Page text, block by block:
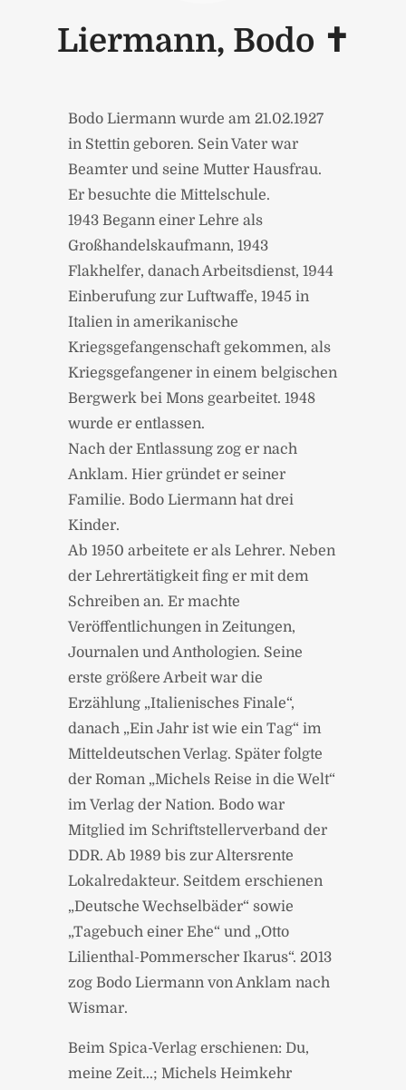
Liermann, Bodo ✝
Bodo Liermann wurde am 21.02.1927
in Stettin geboren. Sein Vater war
Beamter und seine Mutter Hausfrau.
Er besuchte die Mittelschule.
1943 Begann einer Lehre als
Großhandelskaufmann, 1943
Flakhelfer, danach Arbeitsdienst, 1944
Einberufung zur Luftwaffe, 1945 in
Italien in amerikanische
Kriegsgefangenschaft gekommen, als
Kriegsgefangener in einem belgischen
Bergwerk bei Mons gearbeitet. 1948
wurde er entlassen.
Nach der Entlassung zog er nach
Anklam. Hier gründet er seiner
Familie. Bodo Liermann hat drei
Kinder.
Ab 1950 arbeitete er als Lehrer. Neben
der Lehrertätigkeit fing er mit dem
Schreiben an. Er machte
Veröffentlichungen in Zeitungen,
Journalen und Anthologien. Seine
erste größere Arbeit war die
Erzählung „Italienisches Finale“,
danach „Ein Jahr ist wie ein Tag“ im
Mitteldeutschen Verlag. Später folgte
der Roman „Michels Reise in die Welt“
im Verlag der Nation. Bodo war
Mitglied im Schriftstellerverband der
DDR. Ab 1989 bis zur Altersrente
Lokalredakteur. Seitdem erschienen
„Deutsche Wechselbäder“ sowie
„Tagebuch einer Ehe“ und „Otto
Lilienthal-Pommerscher Ikarus“. 2013
zog Bodo Liermann von Anklam nach
Wismar.
Beim Spica-Verlag erschienen: Du,
meine Zeit...; Michels Heimkehr